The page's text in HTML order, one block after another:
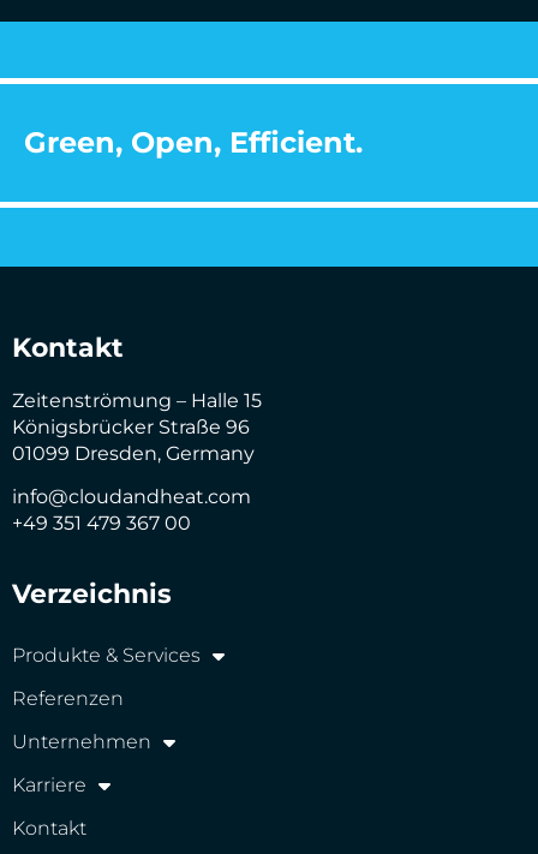
Green, Open, Efficient.
Kontakt
Zeitenströmung – Halle 15
Königsbrücker Straße 96
01099 Dresden, Germany
info@cloudandheat.com
+49 351 479 367 00
Verzeichnis
Produkte & Services
Referenzen
Unternehmen
Karriere
Kontakt